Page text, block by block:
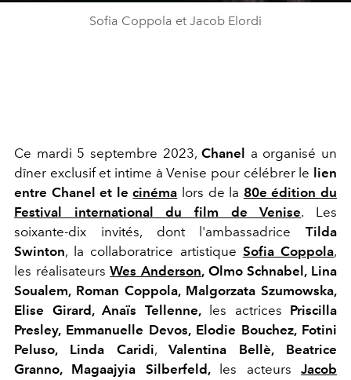
Sofia Coppola et Jacob Elordi
Ce mardi 5 septembre 2023,Chanel
a organisé un
dîner exclusif et intime à Venise pour célébrer le lien
entre Chanel et lecinéma lors de la 80e édition du
Festival international du film de Venise. Les
soixante-dix invités, dont l'ambassadrice Tilda
Swinton, la collaboratrice artistique Sofia Coppola,
les réalisateursWes Anderson, Olmo Schnabel, Lina
Soualem, Roman Coppola, Malgorzata Szumowska,
Elise Girard, Anaïs Tellenne,les actrices Priscilla
Presley, Emmanuelle Devos, Elodie Bouchez, Fotini
Peluso, Linda Caridi,Valentina Bellè, Beatrice
Granno, Magaajyia Silberfeld,
les acteurs
Jacob